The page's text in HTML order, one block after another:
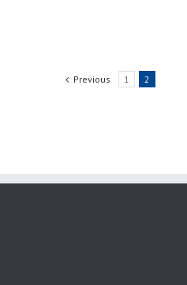
Previous 1 2